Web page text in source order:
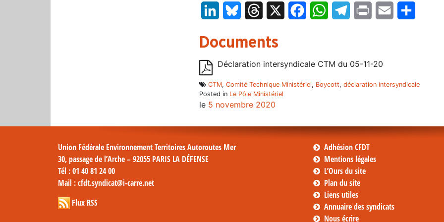
LinkedInBluesky Threads FacebookWhatsAppTelegram
Print Email
Documents
Déclaration intersyndicale CTM du 05-11-20
CTM, Comité Technique Ministériel, Boycott, déclaration intersyndicale
Posted in Le Pôle Ministériel
le 5 novembre 2020
Union Fédérale Environnement Territoires Autoroutes Mer
30, passage de l’Arche – 92055 PARIS LA DÉFENSE
Tél : 01 40 81 24 00
Mail : cfdt.syndicat@i-carre.net
Flux RSS
Adhésion CFDT
Mentions légales
L’Ours du site
Plan du site
Liens utiles
Annuaire des syndicats
Nous écrire